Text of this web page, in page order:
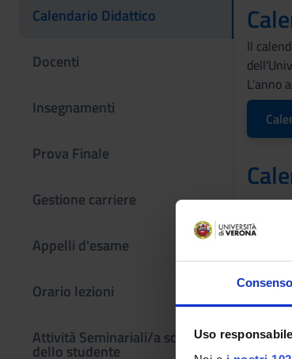
Consenso
Uso
Calendario Didattico
Docenti
Insegnamenti
Prova Finale
Gestione carriere
Appelli d'esame
Orario lezioni
Attività Seminariali/a scelta
dello studente
Il
L’anno
Il